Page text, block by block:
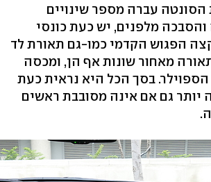
הסונטה עברה מספר שינויים
מלפנים, יש כעת כונסי
הפגוש הקדמי כמו-גם תאורת לד
מאחור שונות אף הן, ומכסה
בסך הכל היא נראית כעת
יותר גם אם אינה מסובבת ראשים